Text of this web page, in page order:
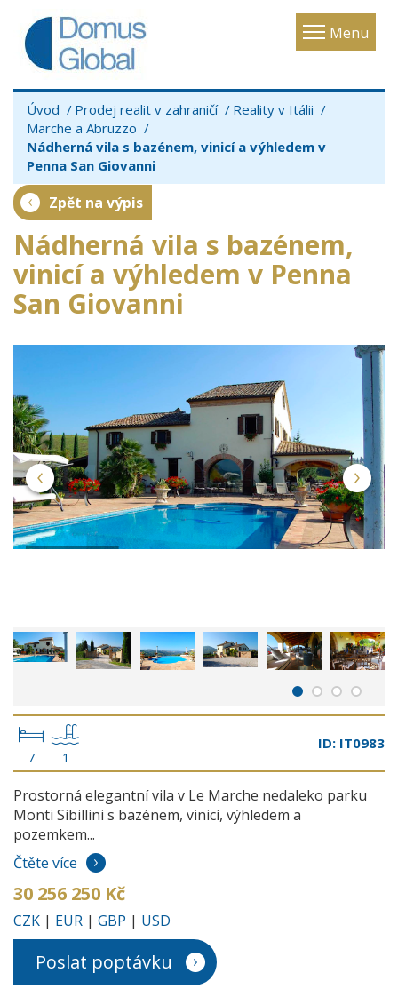
Menu
Toggle
Úvod Prodej realit v zahraničí
Reality v Itálii
Marche a Abruzzo
Nádherná vila s bazénem, vinicí a výhledem v
Penna San Giovanni
Zpět na výpis
Nádherná vila s bazénem,
vinicí a výhledem v Penna
San Giovanni
7 1
ID: IT0983
Prostorná elegantní vila v Le Marche nedaleko parku
Monti Sibillini s bazénem, vinicí, výhledem a
pozemkem...
Čtěte více
30 256 250 Kč
CZK | EUR | GBP | USD
Poslat poptávku